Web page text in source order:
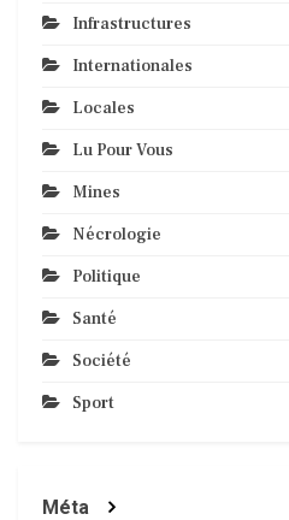
Infrastructures
Internationales
Locales
Lu Pour Vous
Mines
Nécrologie
Politique
Santé
Société
Sport
Méta